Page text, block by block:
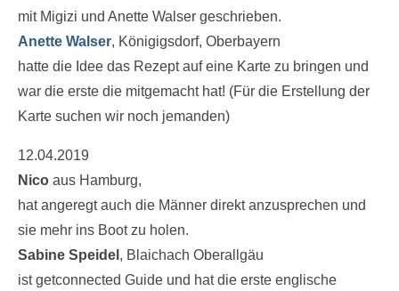
mit Migizi und Anette Walser geschrieben.
Anette Walser, Königigsdorf, Oberbayern
hatte die Idee das Rezept auf eine Karte zu bringen und
war die erste die mitgemacht hat! (Für die Erstellung der
Karte suchen wir noch jemanden)
12.04.2019
Nico aus Hamburg,
hat angeregt auch die Männer direkt anzusprechen und
sie mehr ins Boot zu holen.
Sabine Speidel , Blaichach Oberallgäu
ist getconnected Guide und hat die erste englische